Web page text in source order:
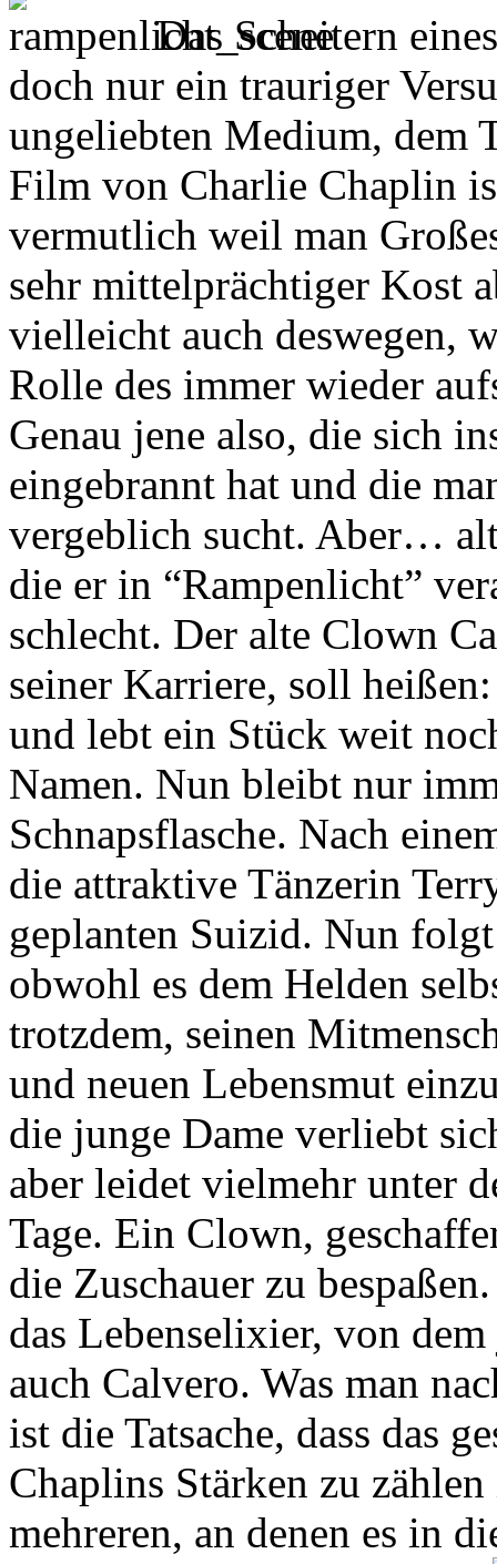
Das Scheitern
doch nur ein trauriger
ungeliebten Medium, dem
Film von Charlie Chaplin
vermutlich weil man
sehr mittelprächtiger Kost
vielleicht auch deswegen,
Rolle des immer wieder
Genau jene also, die sich
eingebrannt hat und die
vergeblich sucht. Aber…
die er in “Rampenlicht”
schlecht. Der alte Clown
seiner Karriere, soll
und lebt ein Stück weit
Namen. Nun bleibt nur
Schnapsflasche. Nach
die attraktive Tänzerin
geplanten Suizid. Nun
obwohl es dem Helden
trotzdem, seinen
und neuen Lebensmut
die junge Dame verliebt
aber leidet vielmehr unter
Tage. Ein Clown,
die Zuschauer zu
das Lebenselixier, von
auch Calvero. Was man
ist die Tatsache, dass das
Chaplins Stärken zu
mehreren, an denen es in